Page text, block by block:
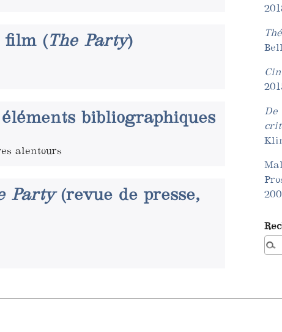
film (The Party)
bibliographiques
alentours
Party(revue de presse,
De